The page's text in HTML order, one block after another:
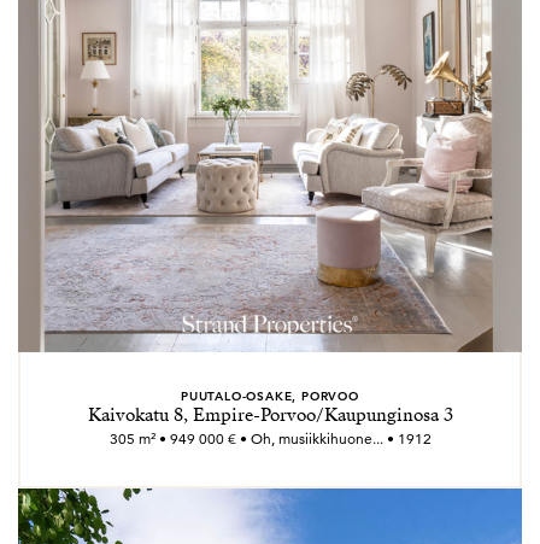
PUUTALO-OSAKE, PORVOO
Kaivokatu 8, Empire-Porvoo/Kaupunginosa 3
305 m² • 949 000 € • Oh, musiikkihuone... • 1912